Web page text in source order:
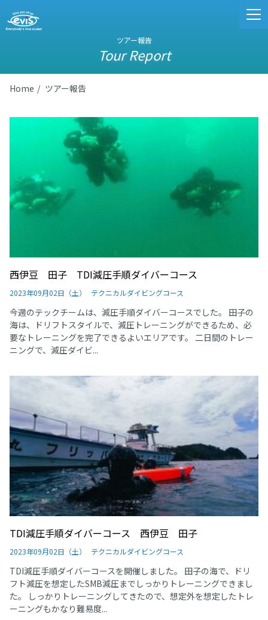
ツアー報告
Tour Report
Home ツアー報告
西伊豆 田子 TDI減圧手順ダイバーコース
2023年09月02日（土） テクニカルダイビングコース
今週のテックチームは、減圧手順ダイバーコースでした。 田子の
海は、ドリフトスタイルで、減圧トレーニングができるため、必
要なトレーニングを完了できるよいエリアです。 二日間のトレー
ニングで、減圧ダイビ...
TDI減圧手順ダイバーコース 西伊豆 田子
2023年09月02日（土） テクニカルダイビングコース
TDI減圧手順ダイバーコースを開催しました。 田子の海で、ドリ
フト減圧を想定したSMB減圧までしっかりトレーニングできまし
た。 しっかりトレーニングしてきたので、想定外を想定したトレ
ーニングもかなり難易度...